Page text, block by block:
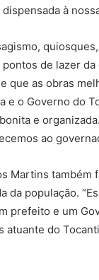
à
de lazer
que as obras
e o Governo do
e
ao
Martins
da população.
prefeito e um
atuante do